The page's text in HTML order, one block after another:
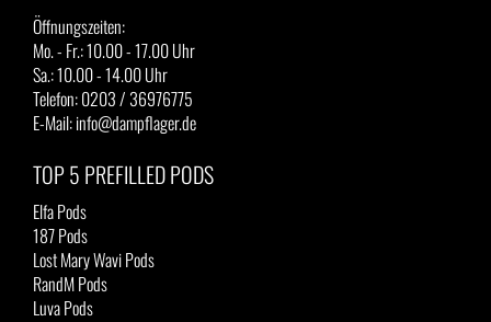
Öffnungszeiten:
Mo. - Fr.: 10.00 - 17.00 Uhr
Sa.: 10.00 - 14.00 Uhr
Telefon: 0203 / 36976775
E-Mail: info@dampflager.de
TOP 5 PREFILLED PODS
Elfa Pods
187 Pods
Lost Mary Wavi Pods
RandM Pods
Luva Pods